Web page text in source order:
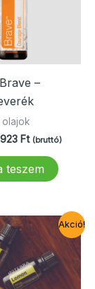
–
olajok
923 FtCurrent
11
(bruttó)
teszem
Akció!